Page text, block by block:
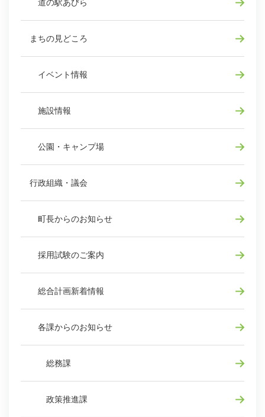
道の駅あびら
まちの見どころ
イベント情報
施設情報
公園・キャンプ場
行政組織・議会
町長からのお知らせ
採用試験のご案内
総合計画新着情報
各課からのお知らせ
総務課
政策推進課